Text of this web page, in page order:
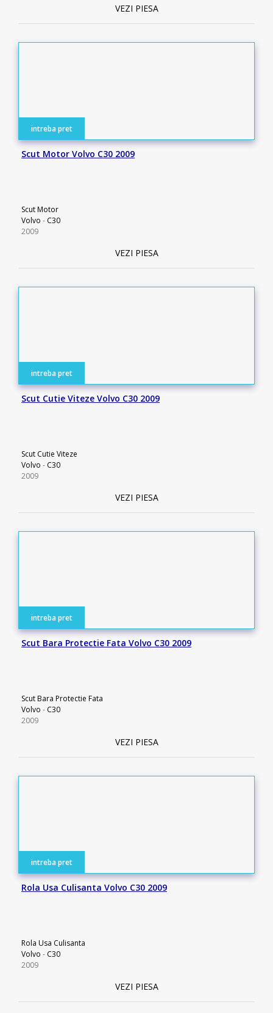
VEZI PIESA
intreba pret
Scut Motor Volvo C30 2009
Scut Motor
Volvo - C30
2009
VEZI PIESA
intreba pret
Scut Cutie Viteze Volvo C30 2009
Scut Cutie Viteze
Volvo - C30
2009
VEZI PIESA
intreba pret
Scut Bara Protectie Fata Volvo C30 2009
Scut Bara Protectie Fata
Volvo - C30
2009
VEZI PIESA
intreba pret
Rola Usa Culisanta Volvo C30 2009
Rola Usa Culisanta
Volvo - C30
2009
VEZI PIESA